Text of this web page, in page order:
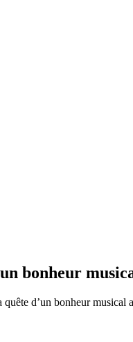
bonheur
quête d’un bonheur musical